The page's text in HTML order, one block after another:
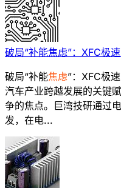
破局“补能焦虑”：XFC极
破局“补能焦虑”：XFC极
汽车产业跨越发展的关键
争的焦点。巨湾技研通过
发，在电...